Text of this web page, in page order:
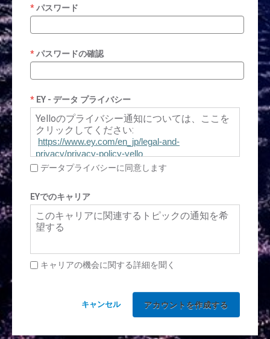
パスワード
パスワードの確認
EY - データ プライバシー
Yelloのプライバシー通知については、ここを
クリックしてください:
https://www.ey.com/en_jp/legal-and-
privacy/privacy-policy-yello
データプライバシーに同意します
EYでのキャリア
このキャリアに関連するトピックの通知を希
望する
キャリアの機会に関する詳細を聞く
キャンセル